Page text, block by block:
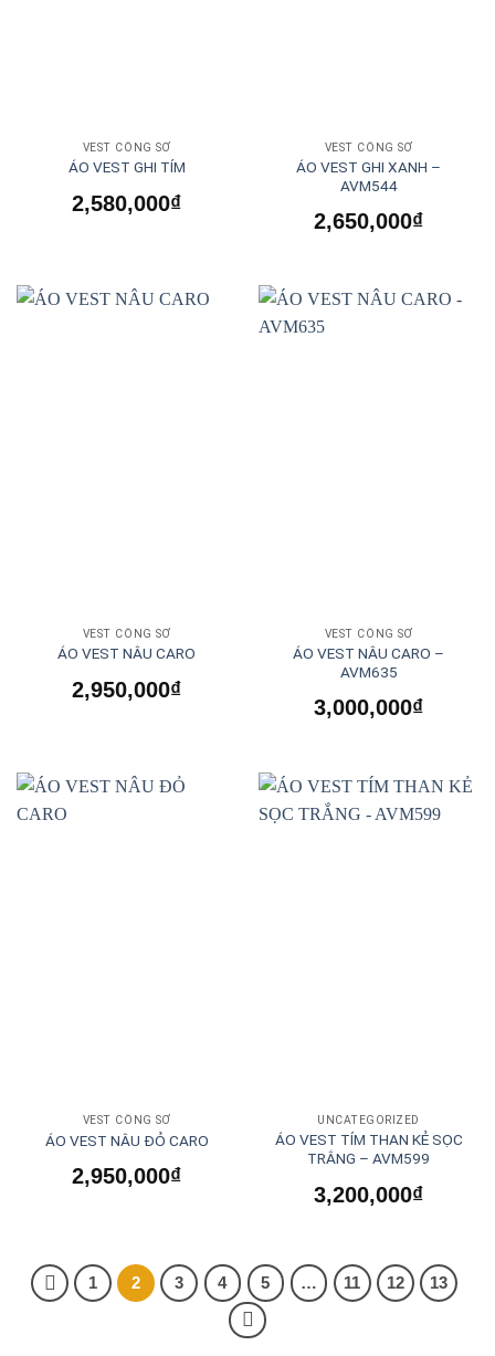
VEST CÔNG SỞ
ÁO VEST GHI TÍM
2,580,000₫
VEST CÔNG SỞ
ÁO VEST GHI XANH –
AVM544
2,650,000₫
VEST CÔNG SỞ
ÁO VEST NÂU CARO
2,950,000₫
VEST CÔNG SỞ
ÁO VEST NÂU CARO –
AVM635
3,000,000₫
VEST CÔNG SỞ
ÁO VEST NÂU ĐỎ CARO
2,950,000₫
UNCATEGORIZED
ÁO VEST TÍM THAN KẺ SỌC
TRẮNG – AVM599
3,200,000₫
1 2 3 4 5 … 11 12 13